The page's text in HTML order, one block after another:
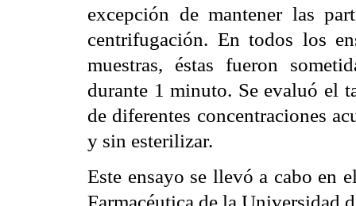
excepción de mantener las
centrifugación. En todos los
muestras, éstas fueron
durante 1 minuto. Se evaluó el
de diferentes concentraciones
y sin esterilizar.
Este ensayo se llevó a cabo en
Farmacéutica de la Universidad